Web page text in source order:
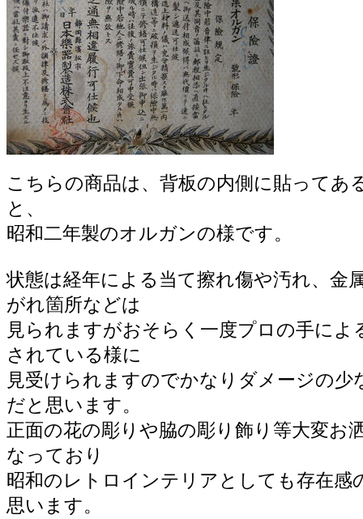
こちらの商品は、背板の内側に貼ってあ
と、
状態は経年による当て擦れ傷や汚れ、金
がれ箇所などは
見られますがおそらく一度プロの手によ
されている様に
見受けられますのでかなりダメージの少
だと思います。
正面の花の彫りや脇の彫り飾り等大変お
なっており
昭和のレトロインテリアとしても存在感